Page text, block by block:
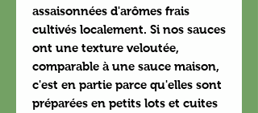
assaisonnées d'arômes frais
cultivés localement. Si nos sauces
ont une texture veloutée,
comparable à une sauce maison,
c'est en partie parce qu'elles sont
préparées en petits lots et cuites